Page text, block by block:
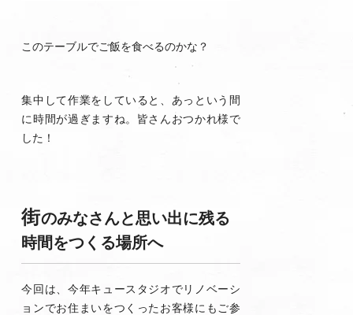
このテーブルでご飯を食べるのかな？
集中して作業をしていると、あっという間
に時間が過ぎますね。皆さんおつかれ様で
した！
街のみなさんと思い出に残る
時間をつくる場所へ
今回は、今年キュースタジオでリノベーシ
ョンでお住まいをつくったお客様にもご参